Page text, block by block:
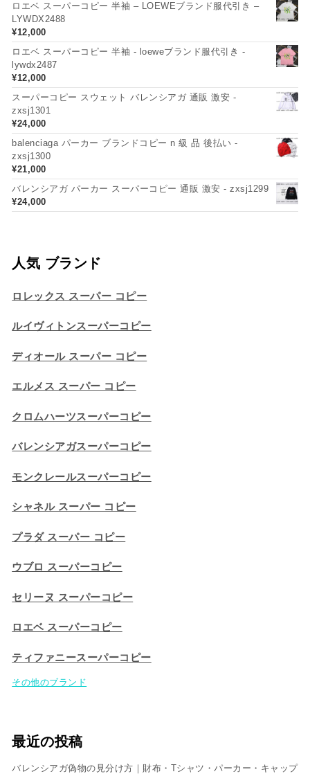
ロエベ スーパーコピー 半袖 – LOEWEブランド服代引き –
LYWDX2488
¥12,000
ロエベ スーパーコピー 半袖 - loeweブランド服代引き -
lywdx2487
¥12,000
スーパーコピー スウェット バレンシアガ 通販 激安 -
zxsj1301
¥24,000
balenciaga パーカー ブランドコピー n 級 品 後払い -
zxsj1300
¥21,000
バレンシアガ パーカー スーパーコピー 通販 激安 - zxsj1299
¥24,000
人気 ブランド
ロレックス スーパー コピー
ルイヴィトンスーパーコピー
ディオール スーパー コピー
エルメス スーパー コピー
クロムハーツスーパーコピー
バレンシアガスーパーコピー
モンクレールスーパーコピー
シャネル スーパー コピー
プラダ スーパー コピー
ウブロ スーパーコピー
セリーヌ スーパーコピー​
ロエベ スーパーコピー
ティファニースーパーコピー
その他のブランド
最近の投稿
バレンシアガ偽物の見分け方｜財布・Tシャツ・パーカー・キャップ